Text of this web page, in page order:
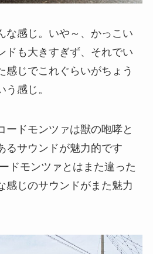
な感じ。いや～、かっこい
ドも大きすぎず、それでい
感じでこれぐらいがちょう
感じ。
ードモンツァは獣の咆哮と
るサウンドが魅力的です
ドモンツァとはまた違った
感じのサウンドがまた魅力